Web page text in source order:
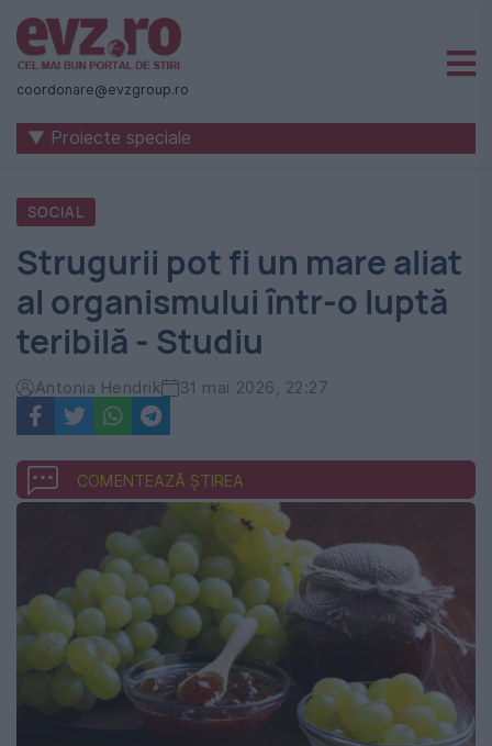
Știri
naționale
internaționale
România
-
Evenimentul
Zilei
coordonare@evzgroup.ro
▼ Proiecte speciale
SOCIAL
Strugurii pot fi un mare aliat
al organismului într-o luptă
teribilă - Studiu
Antonia Hendrik 31 mai 2026, 22:27
COMENTEAZĂ ȘTIREA